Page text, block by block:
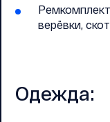
верёвки,
Одежда: